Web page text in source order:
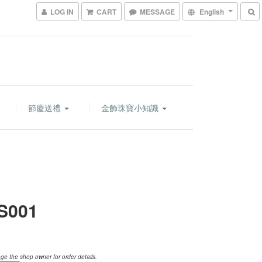
LOG IN CART MESSAGE English
節慶送禮 金飾珠寶小知識
the shop owner for order details.